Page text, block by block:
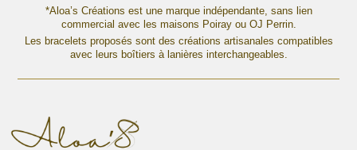
variations.
options
page
variations.
Les
options
peuvent
*Aloa’s Créations est une marque indépendante, sans lien
commercial avec les maisons Poiray ou OJ Perrin.
Les bracelets proposés sont des créations artisanales compatibles
avec leurs boîtiers à lanières interchangeables.